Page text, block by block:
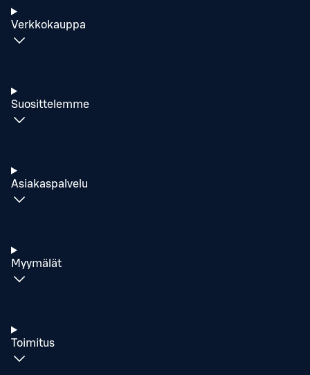
Verkkokauppa
Suosittelemme
Asiakaspalvelu
Myymälät
Toimitus